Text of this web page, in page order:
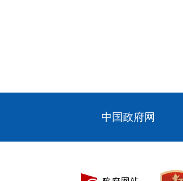
中国政府网